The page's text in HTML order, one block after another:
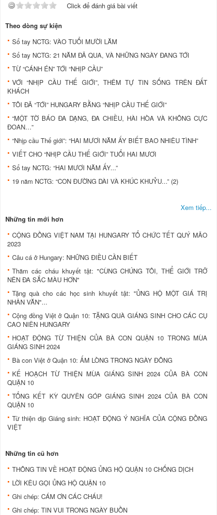
Click để đánh giá bài viết
Theo dòng sự kiện
Sổ tay NCTG: VÀO TUỔI MƯỜI LĂM
Sổ tay NCTG: 21 NĂM ĐÃ QUA, VÀ NHỮNG NGÀY ĐANG TỚI
TỪ “CÁNH ÉN” TỚI “NHỊP CẦU”
VỚI “NHỊP CẦU THẾ GIỚI”, THÊM TỰ TIN SỐNG TRÊN ĐẤT
KHÁCH
TÔI ĐÃ “TỚI” HUNGARY BẰNG “NHỊP CẦU THẾ GIỚI”
“MỘT TỜ BÁO ĐA DẠNG, ĐA CHIỀU, HÀI HÒA VÀ KHÔNG CỰC
ĐOAN…”
“Nhịp cầu Thế giới”: “HAI MƯƠI NĂM ẤY BIẾT BAO NHIÊU TÌNH”
VIẾT CHO “NHỊP CẦU THẾ GIỚI” TUỔI HAI MƯƠI
Sổ tay NCTG: “HAI MƯƠI NĂM ẤY...”
19 năm NCTG: “CON ĐƯỜNG DÀI VÀ KHÚC KHUỶU...” (2)
Xem tiếp...
Những tin mới hơn
CỘNG ĐỒNG VIỆT NAM TẠI HUNGARY TỔ CHỨC TẾT QUÝ MÃO
2023
Câu cá ở Hungary: NHỮNG ĐIỀU CẦN BIẾT
Thăm các cháu khuyết tật: "CÙNG CHÚNG TÔI, THỂ GIỚI TRỞ
NÊN ĐA SẮC MÀU HƠN"
Tặng quà cho các học sinh khuyết tật: "ỦNG HỘ MỘT GIÁ TRỊ
NHÂN VĂN"...
Cộng đồng Việt ở Quận 10: TẶNG QUÀ GIÁNG SINH CHO CÁC CỤ
CAO NIÊN HUNGARY
HOẠT ĐỘNG TỪ THIỆN CỦA BÀ CON QUẬN 10 TRONG MÙA
GIÁNG SINH 2024
Bà con Việt ở Quận 10: ẤM LÒNG TRONG NGÀY ĐÔNG
KẾ HOẠCH TỪ THIỆN MÙA GIÁNG SINH 2024 CỦA BÀ CON
QUẬN 10
TỔNG KẾT KỲ QUYÊN GÓP GIÁNG SINH 2024 CỦA BÀ CON
QUẬN 10
Từ thiện dịp Giáng sinh: HOẠT ĐỘNG Ý NGHĨA CỦA CỘNG ĐỒNG
VIỆT
Những tin cũ hơn
THÔNG TIN VỀ HOẠT ĐỘNG ỦNG HỘ QUẬN 10 CHỐNG DỊCH
LỜI KÊU GỌI ỦNG HỘ QUẬN 10
Ghi chép: CÁM ƠN CÁC CHÁU!
Ghi chép: TIN VUI TRONG NGÀY BUỒN